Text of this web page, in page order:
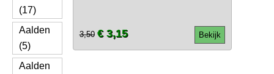
(17)
Aalden
(5)
Aalden
Bekijk
3,50 € 3,15